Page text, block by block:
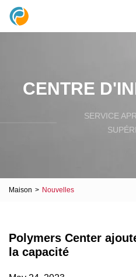
CENTRE
SERVICE
Maison > Nouvelles
Polymers Center
la capacité